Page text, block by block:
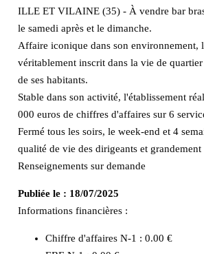
ILLE ET VILAINE (35) - À vendre bar
le samedi après et le dimanche.
Affaire iconique dans son environnement,
véritablement inscrit dans la vie de
de ses habitants.
Stable dans son activité, l'établissement
000 euros de chiffres d'affaires sur 6
Fermé tous les soirs, le week-end et 4
qualité de vie des dirigeants et grandement
Renseignements sur demande
Publiée le : 18/07/2025
Informations financières :
Chiffre d'affaires N-1 : 0.00 €